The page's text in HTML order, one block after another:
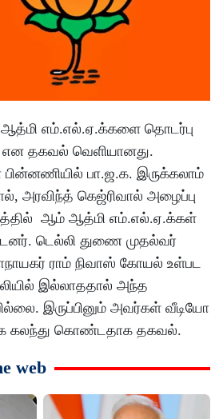
எம்.எல்.ஏ.க்களை தொடர்பு
தகவல் வெளியானது.
பா.ஜ.க. இருக்கலாம்
அரவிந்த் கெஜ்ரிவால் அழைப்பு
ஆம் ஆத்மி எம்.எல்.ஏ.க்கள்
டெல்லி துணை முதல்வர்
ராம் நிவாஸ் கோயல் உள்பட
இல்லாததால் அந்த
இருப்பினும் அவர்கள் வீடியோ
கலந்து கொண்டதாக தகவல்.
web